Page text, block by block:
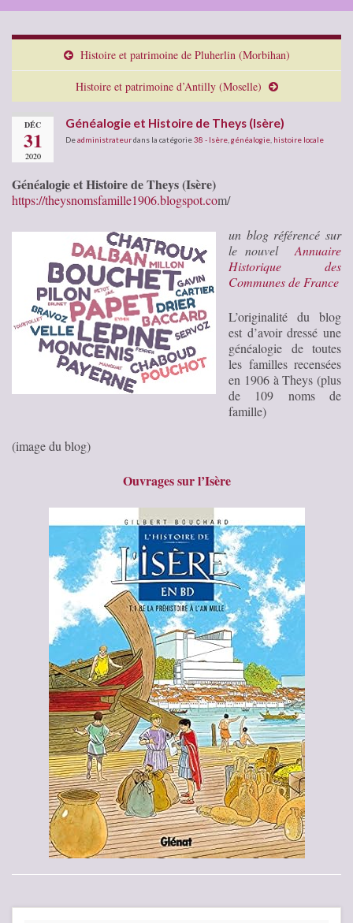
Histoire et patrimoine de Pluherlin (Morbihan)
Histoire et patrimoine d’Antilly (Moselle)
DÉC
31
2020
Généalogie et Histoire de Theys (Isère)
Deadministrateurdans la catégorie38 - Isère généalogie histoire locale
Généalogie et Histoire de Theys (Isère)
https://theysnomsfamille1906.blogspot.com/
un blog référencé sur
le nouvel Annuaire
Historique des
Communes de France
L’originalité du blog
est d’avoir dressé une
généalogie de toutes
les familles recensées
en 1906 à Theys (plus
de 109 noms de
famille)
(image du blog)
Ouvrages sur l’Isère